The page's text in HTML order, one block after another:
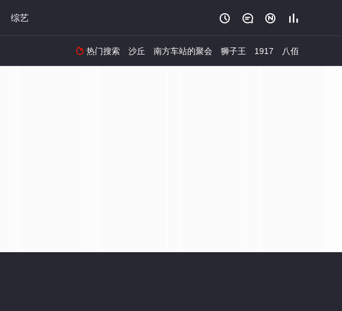
综艺    
 热门搜索 沙丘 南方车站的聚会 狮子王 1917 八佰